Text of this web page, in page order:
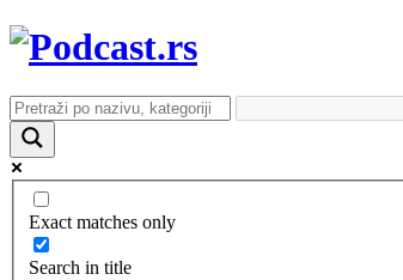
Exact matches only
Search in title